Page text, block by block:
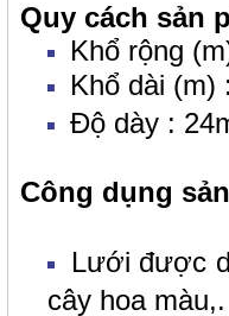
Quy cách sản
Khổ rộng
Khổ dài (m)
Độ dày :
Công dụng
Lưới được
cây hoa